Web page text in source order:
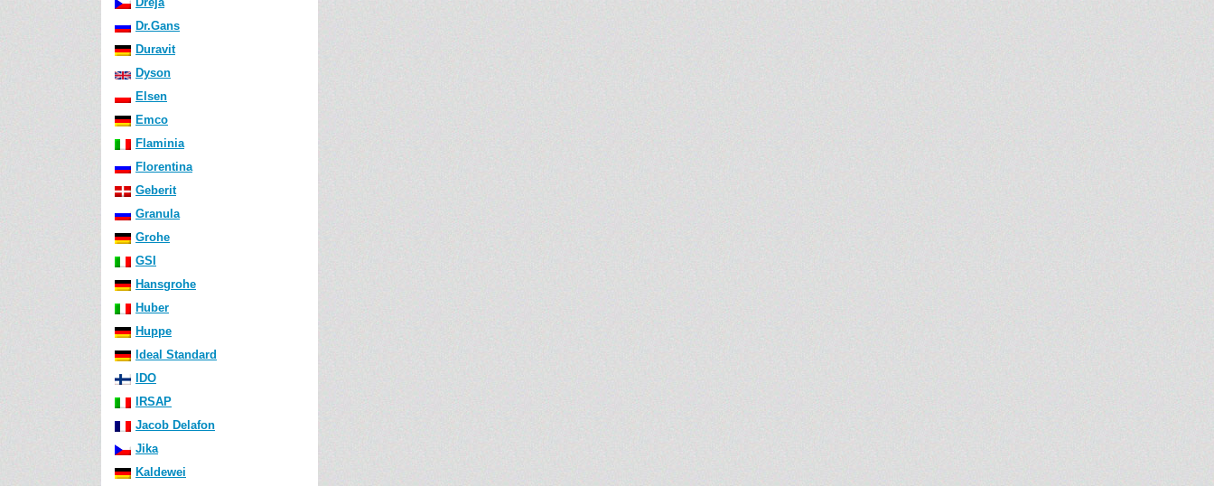
Dr.Gans
Duravit
Dyson
Elsen
Emco
Flaminia
Florentina
Geberit
Granula
Grohe
GSI
Hansgrohe
Huber
Huppe
Ideal Standard
IDO
IRSAP
Jacob Delafon
Jika
Kaldewei